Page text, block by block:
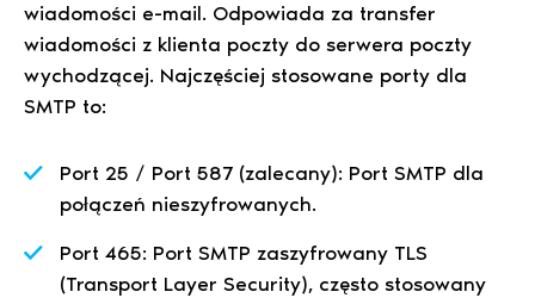
wiadomości e-mail. Odpowiada za transfer
wiadomości z klienta poczty do serwera poczty
wychodzącej. Najczęściej stosowane porty dla
SMTP to:
Port 25 / Port 587 (zalecany): Port SMTP dla
połączeń nieszyfrowanych.
Port 465: Port SMTP zaszyfrowany TLS
(Transport Layer Security), często stosowany